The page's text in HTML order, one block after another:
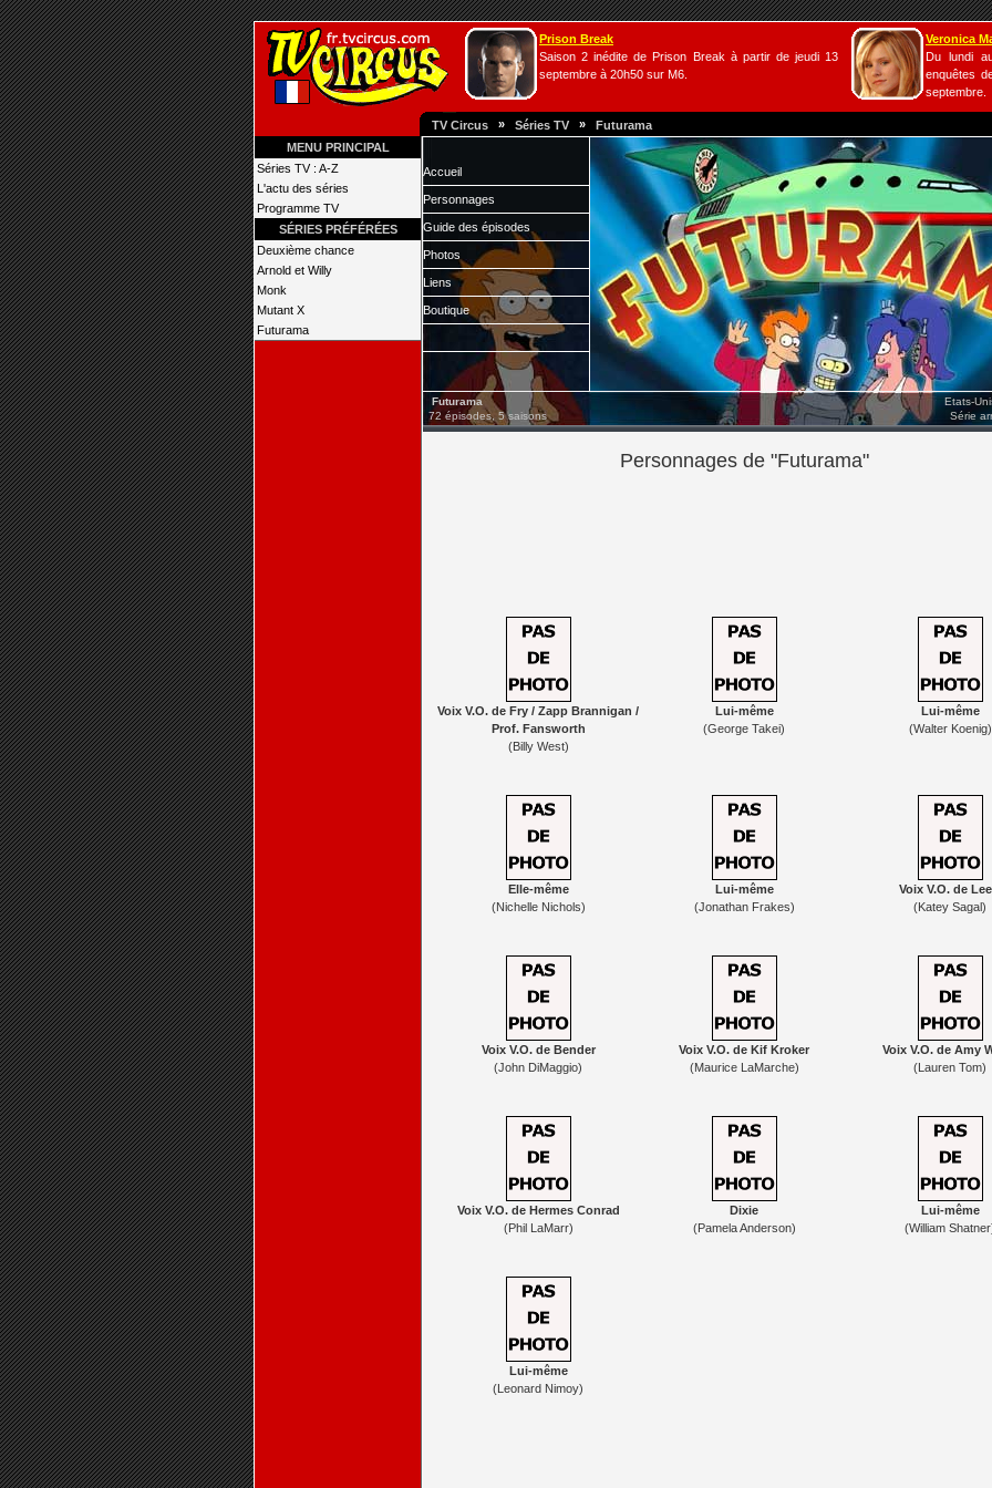
Prison Break
Saison 2 inédite de Prison Break à partir de jeudi 13
septembre à 20h50 sur M6.
Veronica
Du lundi
enquêtes
septembre.
TV Circus » Séries TV » Futurama
MENU PRINCIPAL
Séries TV : A-Z
L'actu des séries
Programme TV
SÉRIES PRÉFÉRÉES
Deuxième chance
Arnold et Willy
Monk
Mutant X
Futurama
Accueil
Personnages
Guide des épisodes
Photos
Liens
Boutique
Futurama
72 épisodes, 5 saisons
Etats-
Série
Personnages de "Futurama"
Voix V.O. de Fry / Zapp Brannigan /
Prof. Fansworth
(Billy West)
Lui-même
(George Takei)
Lui-même
(Walter Koenig)
Elle-même
(Nichelle Nichols)
Lui-même
(Jonathan Frakes)
Voix V.O. de
(Katey Sagal)
Voix V.O. de Bender
(John DiMaggio)
Voix V.O. de Kif Kroker
(Maurice LaMarche)
Voix V.O. de Amy
(Lauren Tom)
Voix V.O. de Hermes Conrad
(Phil LaMarr)
Dixie
(Pamela Anderson)
Lui-même
(William
Lui-même
(Leonard Nimoy)